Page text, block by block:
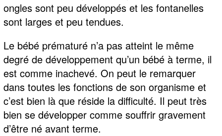
ongles sont peu développés et les fontanelles
sont larges et peu tendues.
Le bébé prématuré n’a pas atteint le même
degré de développement qu’un bébé à terme, il
est comme inachevé. On peut le remarquer
dans toutes les fonctions de son organisme et
c’est bien là que réside la difficulté. Il peut très
bien se développer comme souffrir gravement
d’être né avant terme.